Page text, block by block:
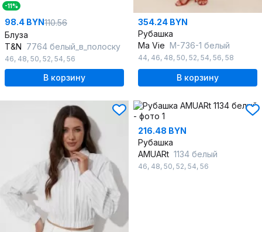
-11%
98.4 BYN110.56
Блуза
T&N 7764 белый_в_полоску
46, 48, 50, 52, 54, 56
В корзину
354.24 BYN
Рубашка
Ma Vie М-736-1 белый
44, 46, 48, 50, 52, 54, 56, 58
В корзину
216.48 BYN
Рубашка
AMUARt 1134 белый
46, 48, 50, 52, 54, 56